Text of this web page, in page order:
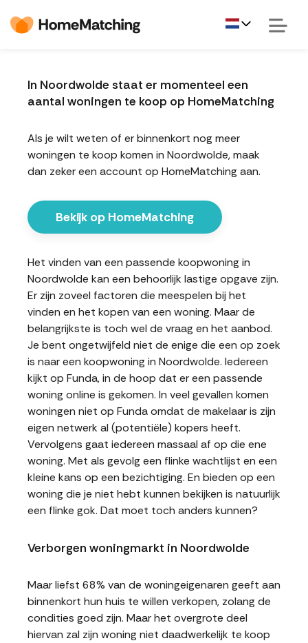
In Noordwolde staat er momenteel een
aantal woningen te koop op HomeMatching
Als je wilt weten of er binnenkort nog meer
woningen te koop komen in Noordwolde, maak
dan zeker een account op HomeMatching aan.
Bekijk op HomeMatching
Het vinden van een passende koopwoning in
Noordwolde kan een behoorlijk lastige opgave zijn.
Er zijn zoveel factoren die meespelen bij het
vinden en het kopen van een woning. Maar de
belangrijkste is toch wel de vraag en het aanbod.
Je bent ongetwijfeld niet de enige die een op zoek
is naar een koopwoning in Noordwolde. Iedereen
kijkt op Funda, in de hoop dat er een passende
woning online is gekomen. In veel gevallen komen
woningen niet op Funda omdat de makelaar is zijn
eigen netwerk al (potentiële) kopers heeft.
Vervolgens gaat iedereen massaal af op die ene
woning. Met als gevolg een flinke wachtlijst en een
kleine kans op een bezichtiging. En bieden op een
woning die je niet hebt kunnen bekijken is natuurlijk
een flinke gok. Dat moet toch anders kunnen?
Verborgen woningmarkt in Noordwolde
Maar liefst 68% van de woningeigenaren geeft aan
binnenkort hun huis te willen verkopen, zolang de
condities goed zijn. Maar het overgrote deel
hiervan zal zijn woning niet daadwerkelijk te koop